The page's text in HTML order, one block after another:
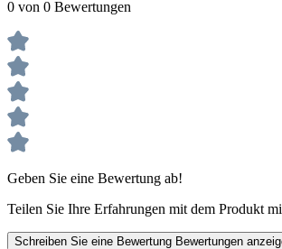
0 von 0 Bewertungen
Geben Sie eine Bewertung ab!
Teilen Sie Ihre Erfahrungen mit dem Produkt
Schreiben Sie eine Bewertung Bewertungen